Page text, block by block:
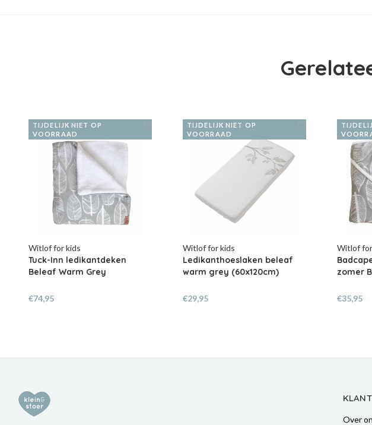
TIJDELIJK NIET OP
VOORRAAD
Witlof for kids
Tuck-Inn ledikantdeken
Beleaf Warm Grey
€74,95
TIJDELIJK NIET OP
VOORRAAD
Witlof for kids
Ledikanthoeslaken beleaf
warm grey (60x120cm)
€29,95
Witlof
zomer
€35,95
Over